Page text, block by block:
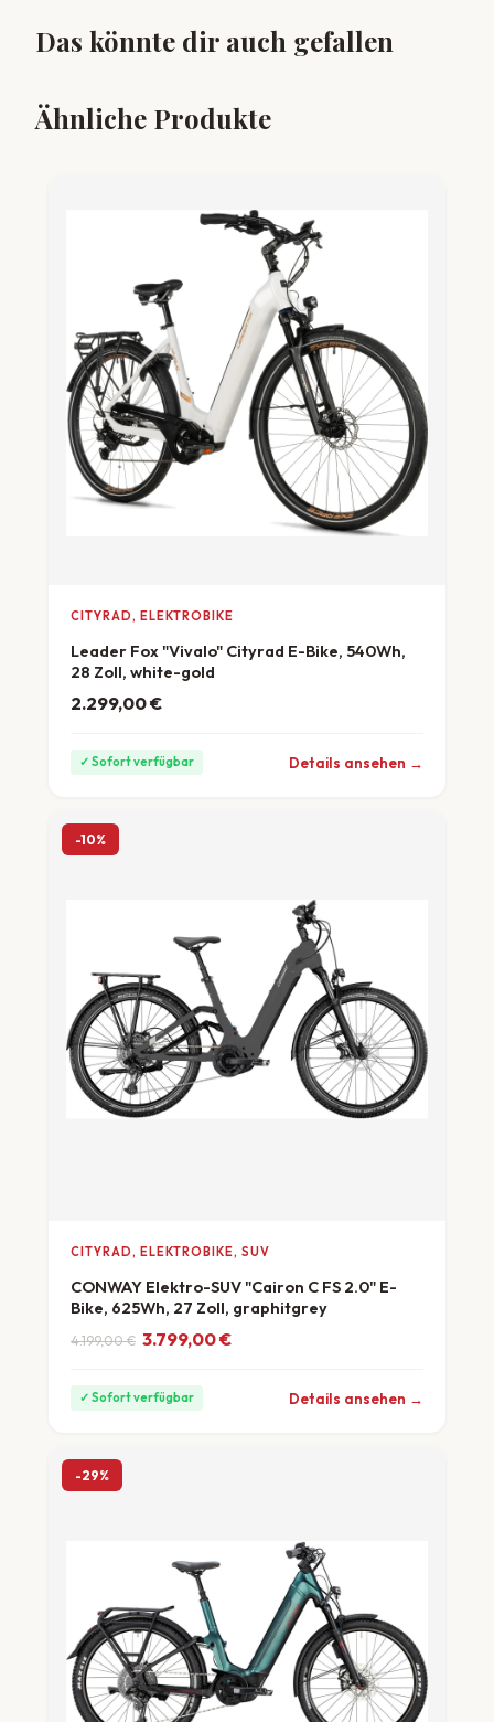
Das könnte dir auch gefallen
Ähnliche Produkte
CITYRAD, ELEKTROBIKE
Leader Fox "Vivalo" Cityrad E-Bike, 540Wh,
28 Zoll, white-gold
2.299,00€
✓ Sofort verfügbar Details ansehen →
-10%
CITYRAD, ELEKTROBIKE, SUV
CONWAY Elektro-SUV "Cairon C FS 2.0" E-
Bike, 625Wh, 27 Zoll, graphitgrey
4.199,00€
Ursprünglicher Preis war: 4.199,00 €
3.799,00€
Aktueller Preis ist: 3.799,00 €.
✓ Sofort verfügbar Details ansehen →
-29%